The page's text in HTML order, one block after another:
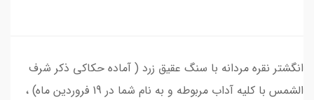
انگشتر نقره مردانه با سنگ عقیق زرد ( آماده حکاکی ذکر شرف
الشمس با کلیه آداب مربوطه و به نام شما در 19 فروردین ماه) ،